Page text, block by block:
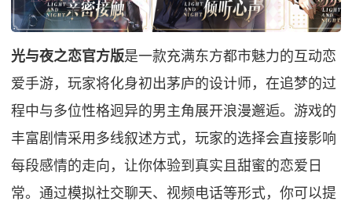
光与夜之恋官方版是一款充满东方都市魅力的互动恋
爱手游，玩家将化身初出茅庐的设计师，在追梦的过
程中与多位性格迥异的男主角展开浪漫邂逅。游戏的
丰富剧情采用多线叙述方式，玩家的选择会直接影响
每段感情的走向，让你体验到真实且甜蜜的恋爱日
常。通过模拟社交聊天、视频电话等形式，你可以提